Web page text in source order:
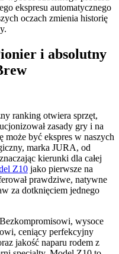
ekspresu automatycznego
oczach zmienia historię
i absolutny
ranking otwiera sprzęt,
zasady gry i na
może być ekspres w naszych
marka JURA, od
kierunki dla całej
Z10 jako pierwsze na
prawdziwe, natywne
za dotknięciem jednego
wysoce
ceniący perfekcyjny
jakość naparu rodem z